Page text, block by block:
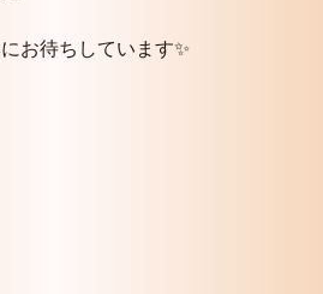
お待ちしています✨